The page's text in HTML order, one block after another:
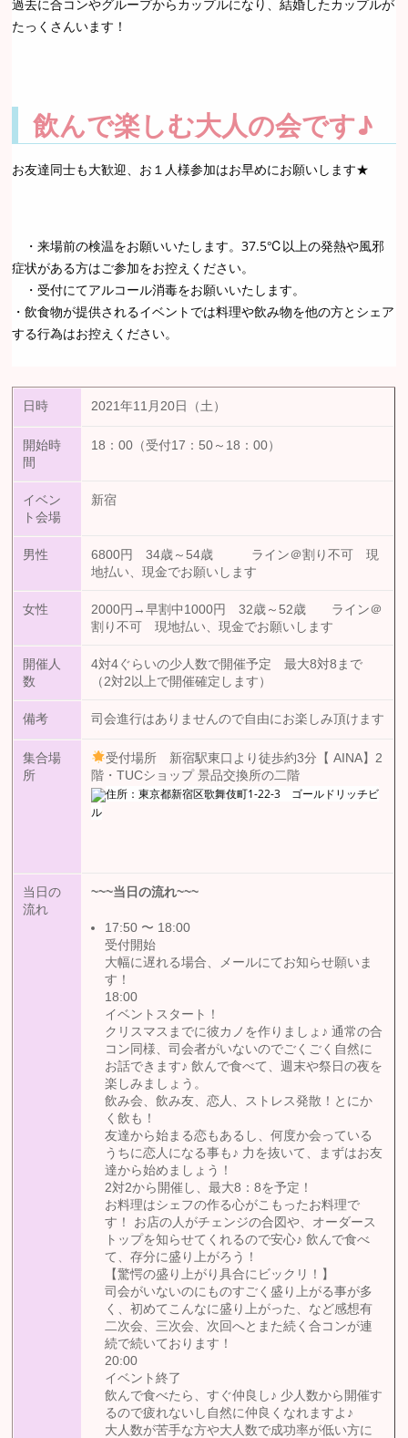
過去に合コンやグループからカップルになり、結婚したカップルが
たっくさんいます！
飲んで楽しむ大人の会です♪
お友達同士も大歓迎、お１人様参加はお早めにお願いします★
・来場前の検温をお願いいたします。37.5℃以上の発熱や風邪
症状がある方はご参加をお控えください。
・受付にてアルコール消毒をお願いいたします。
・飲食物が提供されるイベントでは料理や飲み物を他の方とシェア
する行為はお控えください。
日時 2021年11月20日（土）
開始時
間
18：00（受付17：50～18：00）
イベン
ト会場
新宿
男性
6800円 34歳～54歳 ライン＠割り不可 現
地払い、現金でお願いします
女性
2000円→早割中1000円 32歳～52歳 ライン＠
割り不可 現地払い、現金でお願いします
開催人
数
4対4ぐらいの少人数で開催予定 最大8対8まで
（2対2以上で開催確定します）
備考 司会進行はありませんので自由にお楽しみ頂けます
集合場
所
受付場所 新宿駅東口より徒歩約3分【 AINA】2
階・TUCショップ 景品交換所の二階
住所：東京都新宿区歌舞伎町1-22-3 ゴールドリッチビ
ル
当日の
流れ
~~~当日の流れ~~~
17:50 〜 18:00
受付開始
大幅に遅れる場合、メールにてお知らせ願いま
す！
18:00
イベントスタート！
クリスマスまでに彼カノを作りましょ♪ 通常の合
コン同様、司会者がいないのでごくごく自然に
お話できます♪ 飲んで食べて、週末や祭日の夜を
楽しみましょう。
飲み会、飲み友、恋人、ストレス発散！とにか
く飲も！
友達から始まる恋もあるし、何度か会っている
うちに恋人になる事も♪ 力を抜いて、まずはお友
達から始めましょう！
2対2から開催し、最大8：8を予定！
お料理はシェフの作る心がこもったお料理で
す！ お店の人がチェンジの合図や、オーダース
トップを知らせてくれるので安心♪ 飲んで食べ
て、存分に盛り上がろう！
【驚愕の盛り上がり具合にビックリ！】
司会がいないのにものすごく盛り上がる事が多
く、初めてこんなに盛り上がった、など感想有
二次会、三次会、次回へとまた続く合コンが連
続で続いております！
20:00
イベント終了
飲んで食べたら、すぐ仲良し♪ 少人数から開催す
るので疲れないし自然に仲良くなれますよ♪
大人数が苦手な方や大人数で成功率が低い方に